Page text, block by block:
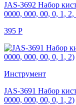
JAS-3692 Набор
0000, 000, 00, 0, 1,
395 Р
Инструмент
JAS-3691 Набор
0000, 000, 00, 0, 1, 2)